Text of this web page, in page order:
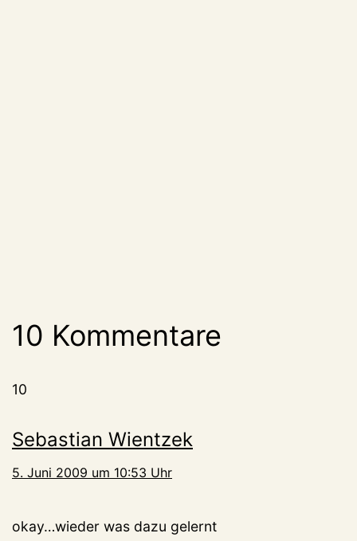
10 Kommentare
10
Sebastian Wientzek
5. Juni 2009 um 10:53 Uhr
okay…wieder was dazu gelernt